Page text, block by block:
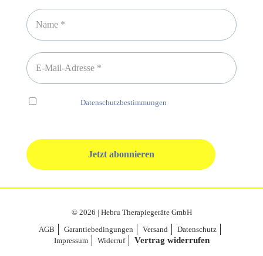
Datenschutzbestimmungen
© 2026 | Hebru Therapiegeräte GmbH
AGB
Garantiebedingungen Versand
Datenschutz
Impressum
Widerruf Vertrag widerrufen